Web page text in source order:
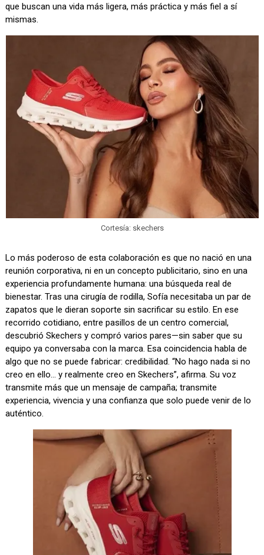
que buscan una vida más ligera, más práctica y más fiel a sí
mismas.
Cortesía: skechers
Lo más poderoso de esta colaboración es que no nació en una
reunión corporativa, ni en un concepto publicitario, sino en una
experiencia profundamente humana: una búsqueda real de
bienestar. Tras una cirugía de rodilla, Sofía necesitaba un par de
zapatos que le dieran soporte sin sacrificar su estilo. En ese
recorrido cotidiano, entre pasillos de un centro comercial,
descubrió Skechers y compró varios pares—sin saber que su
equipo ya conversaba con la marca. Esa coincidencia habla de
algo que no se puede fabricar: credibilidad. “No hago nada si no
creo en ello… y realmente creo en Skechers”, afirma. Su voz
transmite más que un mensaje de campaña; transmite
experiencia, vivencia y una confianza que solo puede venir de lo
auténtico.